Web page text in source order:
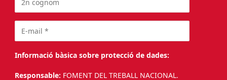
Informació bàsica sobre protecció de dades:
Responsable: FOMENT DEL TREBALL NACIONAL.